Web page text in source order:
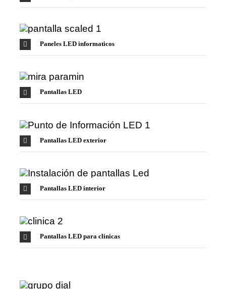
Paneles LED informaticos
Pantallas LED
Pantallas LED exterior
Pantallas LED interior
Pantallas LED para clinicas